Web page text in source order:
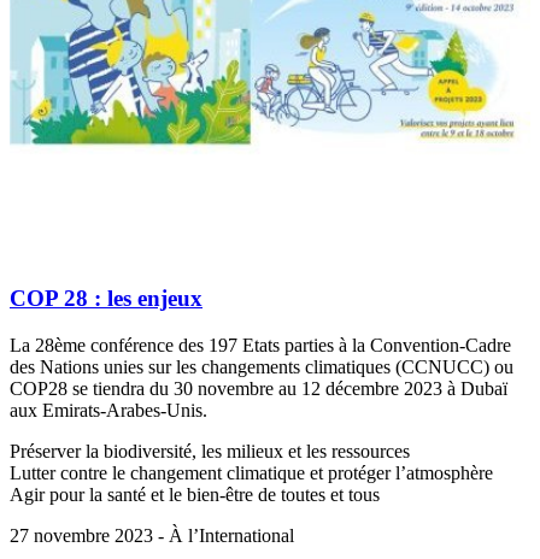
COP 28 : les enjeux
La 28ème conférence des 197 Etats parties à la Convention-Cadre
des Nations unies sur les changements climatiques (CCNUCC) ou
COP28 se tiendra du 30 novembre au 12 décembre 2023 à Dubaï
aux Emirats-Arabes-Unis.
Préserver la biodiversité, les milieux et les ressources
Lutter contre le changement climatique et protéger l’atmosphère
Agir pour la santé et le bien-être de toutes et tous
27 novembre 2023 - À l’International